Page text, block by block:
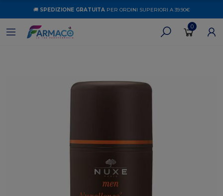
🚚 SPEDIZIONE GRATUITAPER ORDINI SUPERIORI A 39.90€
0